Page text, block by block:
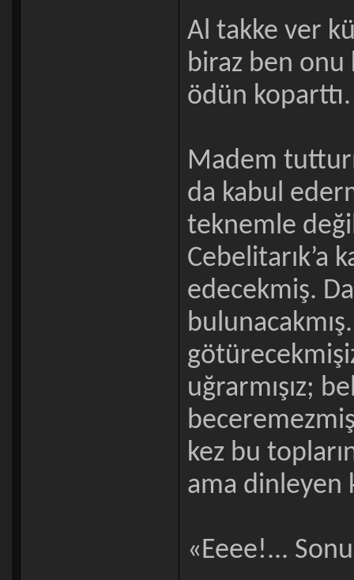
Al takke ver
biraz ben onu
ödün koparttı.
Madem
da kabul
teknemle
Cebelitarık’a
edecekmiş.
uğrarmışız;
kez bu
ama dinleyen
«Eeee!...